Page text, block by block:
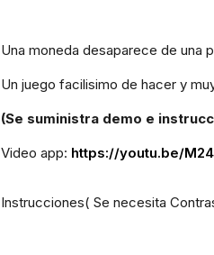
Una moneda desaparece de una
Un juego facilisimo de hacer y
(Se suministra demo e
Video app: https://youtu.be/
Instrucciones( Se necesita